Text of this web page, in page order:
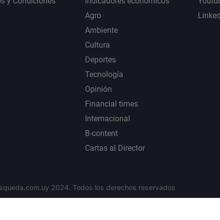
Agro
Ambiente
Cultura
Deportes
Tecnología
Opinión
Financial times
Internacional
B-content
Cartas al Director
2024. Todos los derechos reservados